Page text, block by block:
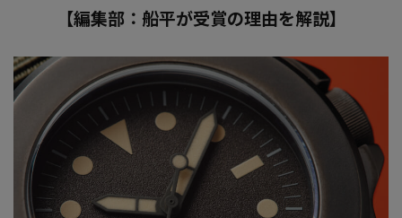
【編集部：船平が受賞の理由を解説】